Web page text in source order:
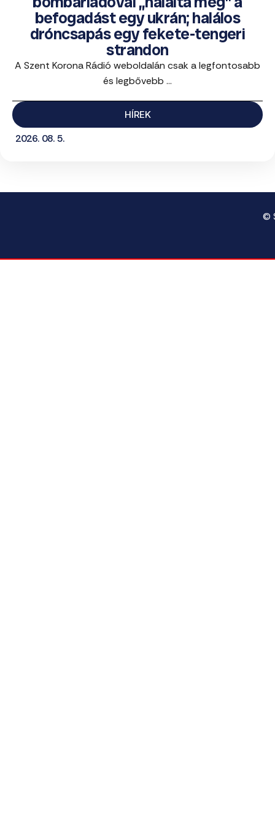
befogadást egy ukrán; halálos
dróncsapás egy fekete-tengeri
strandon
A Szent Korona Rádió weboldalán csak a legfontosabb
és legbővebb ...
HÍREK
2026. 08. 5.
©